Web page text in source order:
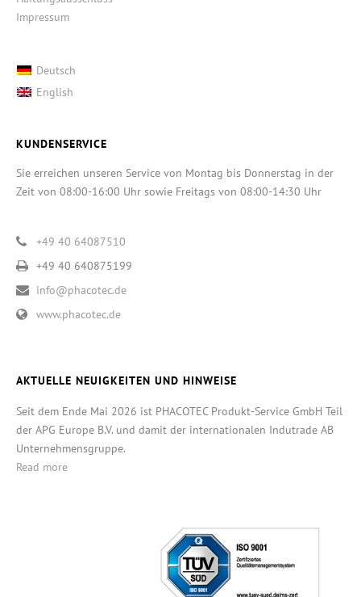
Impressum
Deutsch
English
KUNDENSERVICE
Sie erreichen unseren Service von Montag bis Donnerstag in der
Zeit von 08:00-16:00 Uhr sowie Freitags von 08:00-14:30 Uhr
+49 40 64087510
+49 40 640875199
info@phacotec.de
www.phacotec.de
AKTUELLE NEUIGKEITEN UND HINWEISE
Seit dem Ende Mai 2026 ist PHACOTEC Produkt-Service GmbH Teil
der APG Europe B.V. und damit der internationalen Indutrade AB
Unternehmensgruppe.
Read more